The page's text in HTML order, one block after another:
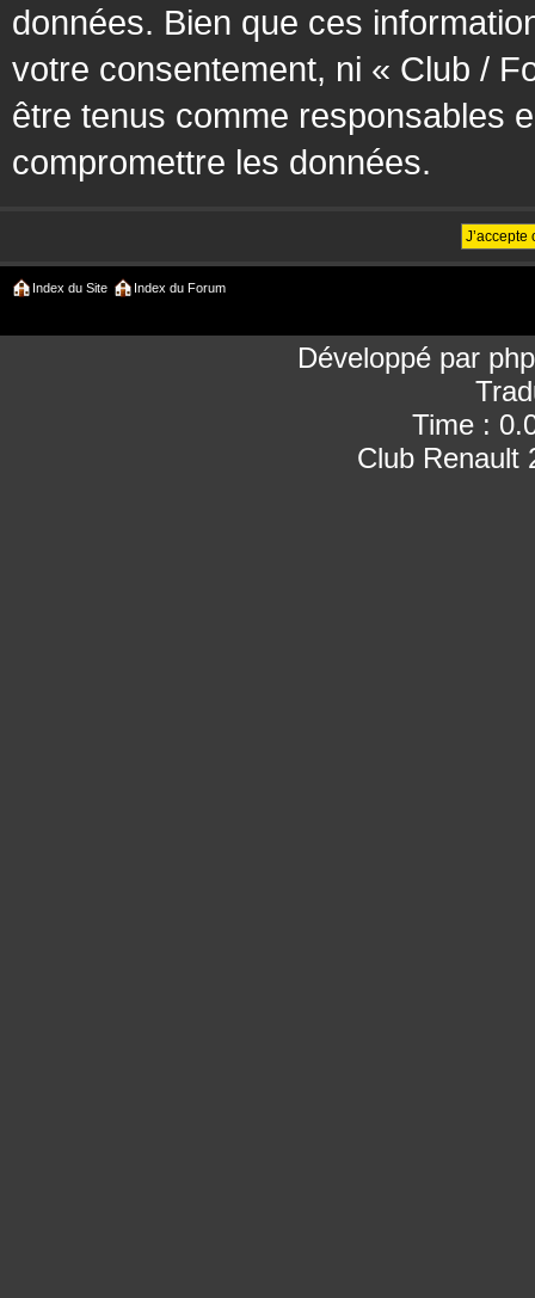
données. Bien que ces
votre consentement, ni « Club /
être tenus comme responsables
compromettre les données.
Index du Site Index du Forum
Développé par
Time :
Club Renault